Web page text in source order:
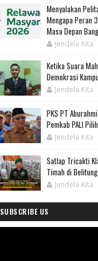
Menyalakan
Mengapa Peran
Masa Depan
Jendela Kita
Ketika Suara
Demokrasi
Jendela Kita
PKS PT
Pemkab PALI
Jendela Kita
Satlap Tricakti
Timah di
Jendela Kita
SUBSCRIBE US